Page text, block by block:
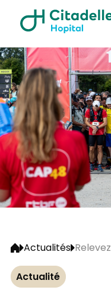
Actualités
Actualité